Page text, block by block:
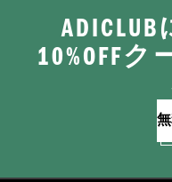
10%OFF